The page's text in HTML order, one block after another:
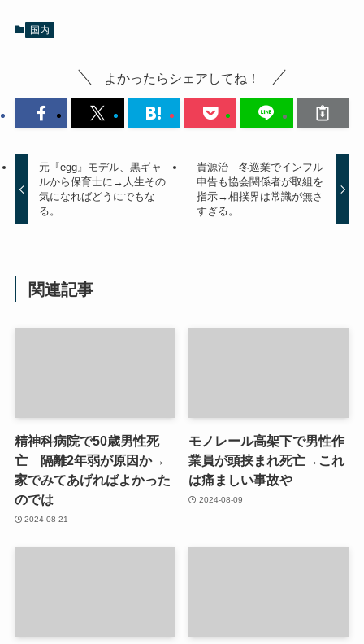
国内
よかったらシェアしてね！
元『egg』モデル、黒ギャ
ルから保育士に→人生その
気になればどうにでもな
る。
貴源治 冬巡業でインフル
申告も協会関係者が取組を
指示→相撲界は常識が無さ
すぎる。
関連記事
精神科病院で50歳男性死
亡 隔離2年弱が原因か→
家でみてあげればよかった
のでは
2024-08-21
モノレール高架下で男性作
業員が頭挟まれ死亡→これ
は痛ましい事故や
2024-08-09